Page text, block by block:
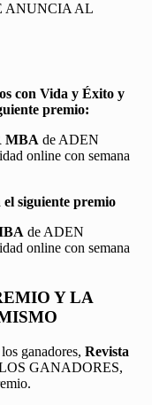
ANUNCIA AL
con Vida y Éxito y
premio:
MBA de ADEN
online con semana
el siguiente premio
de ADEN
online con semana
Y LA
ganadores, Revista
GANADORES,